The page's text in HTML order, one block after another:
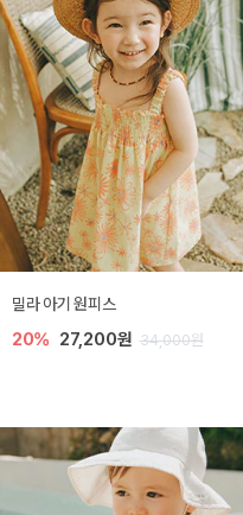
밀라 아기 원피스
20% 27,200원 34,000원